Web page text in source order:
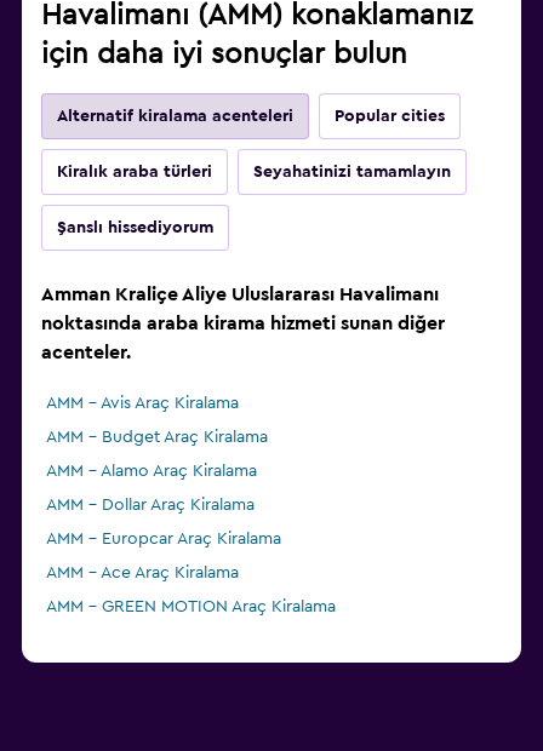
Havalimanı (AMM) konaklamanız
için daha iyi sonuçlar bulun
Alternatif kiralama acenteleri Popular cities
Kiralık araba türleri Seyahatinizi tamamlayın
Şanslı hissediyorum
Amman Kraliçe Aliye Uluslararası Havalimanı
noktasında araba kirama hizmeti sunan diğer
acenteler.
AMM - Avis Araç Kiralama
AMM - Budget Araç Kiralama
AMM - Alamo Araç Kiralama
AMM - Dollar Araç Kiralama
AMM - Europcar Araç Kiralama
AMM - Ace Araç Kiralama
AMM - GREEN MOTION Araç Kiralama